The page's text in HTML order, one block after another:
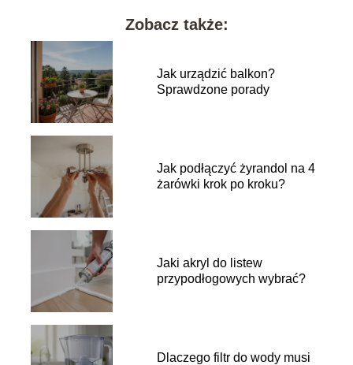
Zobacz także:
Jak urządzić balkon?
Sprawdzone porady
Jak podłączyć żyrandol na 4
żarówki krok po kroku?
Jaki akryl do listew
przypodłogowych wybrać?
Dlaczego filtr do wody musi